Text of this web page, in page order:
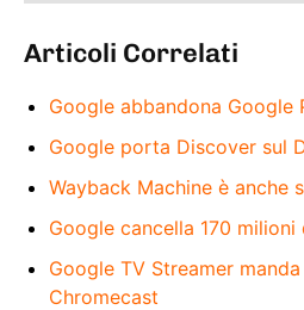
Articoli Correlati
Google abbandona Google
Google porta Discover sul
Wayback Machine è anche
Google cancella 170
Google TV Streamer
Chromecast